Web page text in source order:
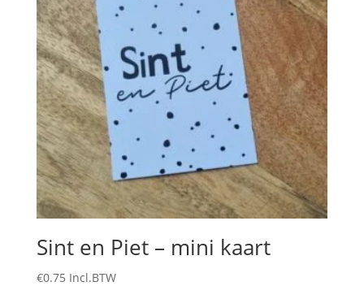
Sint en Piet – mini kaart
€0.75 Incl.BTW